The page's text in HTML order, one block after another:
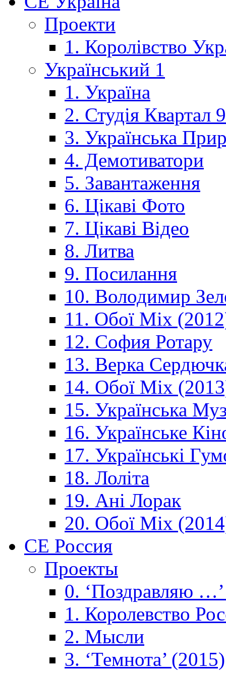
Проекти
1. Королівство
Український 1
1. Україна
2. Студія Квартал
3. Українська
4. Демотиватори
5. Завантаження
6. Цікаві Фото
7. Цікаві Відео
8. Литва
9. Посилання
10. Володимир
11. Обої Mix
12. София Ротару
13. Верка
14. Обої Mix
15. Українська
16. Українське
17. Українські
18. Лоліта
19. Ані Лорак
20. Обої Mix
CE Россия
Проекты
0. ‘Поздравляю
1. Королевствo
2. Мысли
3. ‘Темнота’ (2015)